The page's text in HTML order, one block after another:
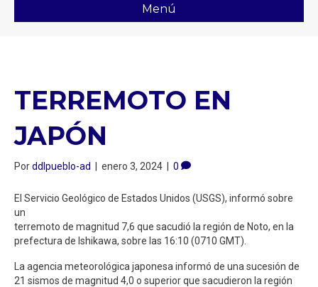
Menú
TERREMOTO EN
JAPÓN
Porddlpueblo-ad | enero 3, 2024 | 0
El Servicio Geológico de Estados Unidos (USGS), informó sobre
un
terremoto de magnitud 7,6 que sacudió la región de Noto, en la
prefectura de Ishikawa, sobre las 16:10 (0710 GMT).
La agencia meteorológica japonesa informó de una sucesión de
21 sismos de magnitud 4,0 o superior que sacudieron la región